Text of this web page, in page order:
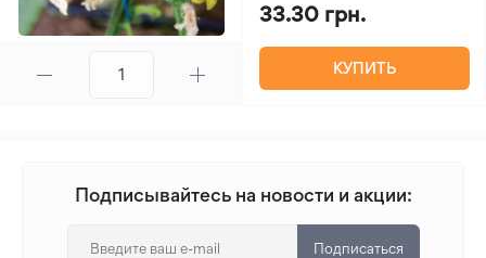
33.30 грн.
КУПИТЬ
Подписывайтесь на новости и акции:
Подписаться